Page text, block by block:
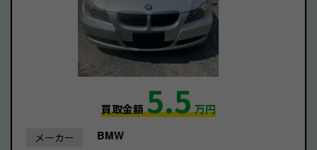
買取金額5.5万円
メーカー BMW